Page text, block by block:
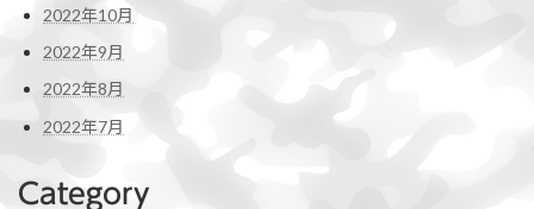
2022年10月
2022年9月
2022年8月
2022年7月
Category